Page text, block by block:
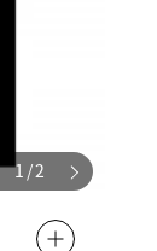
1 /2